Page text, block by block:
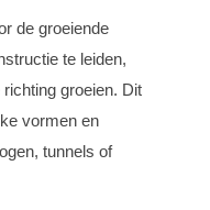
de groeiende
te leiden,
groeien. Dit
vormen en
tunnels of